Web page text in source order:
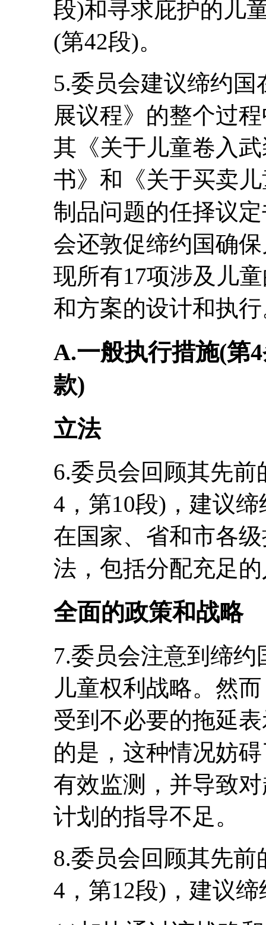
段)和寻求庇护的儿
(第42段)。
5.委员会建议缔约国
展议程》的整个过
其《关于儿童卷入
书》和《关于买卖
制品问题的任择议
会还敦促缔约国确
现所有17项涉及儿
和方案的设计和执
A.一般执行措施(第
款)
立法
6.委员会回顾其先前
4，第10段)，建议
在国家、省和市各
法，包括分配充足
全面的政策和战略
7.委员会注意到缔约
儿童权利战略。然
受到不必要的拖延
的是，这种情况妨
有效监测，并导致
计划的指导不足。
8.委员会回顾其先前
4，第12段)，建议缔